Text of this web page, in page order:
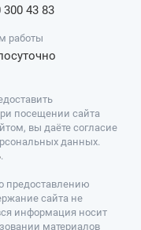
300 43 83
работы
посещении сайта
вы даёте согласие
данных.
.
предоставлению
сайта не
информация носит
материалов